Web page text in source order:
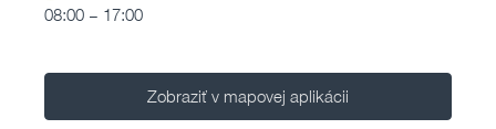
08:00 – 17:00
Zobraziť v mapovej aplikácii